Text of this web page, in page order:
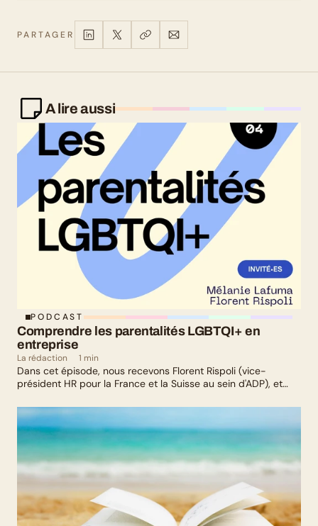
PARTAGER
A lire aussi
PODCAST
Comprendre les parentalités LGBTQI+ en
entreprise
La rédaction 1 min
Dans cet épisode, nous recevons Florent Rispoli (vice-
président HR pour la France et la Suisse au sein d'ADP), et
leurs parcours de parents LGBTQ+.